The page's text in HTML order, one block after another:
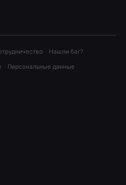
Нашли баг?
Персональные данные